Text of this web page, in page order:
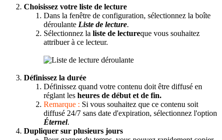
Choisissez votre liste de lecture
Dans la fenêtre de configuration, sélectionnez la boîte
déroulante Liste de lecture.
Sélectionnez la liste de lectureque vous souhaitez
attribuer à ce lecteur.
Définissez la durée
Définissez quand votre contenu doit être diffusé en
réglant les heures de début et de fin.
Remarque : Si vous souhaitez que ce contenu soit
diffusé 24/7 sans date d'expiration, sélectionnez l'option
Éternel.
Dupliquer sur plusieurs jours